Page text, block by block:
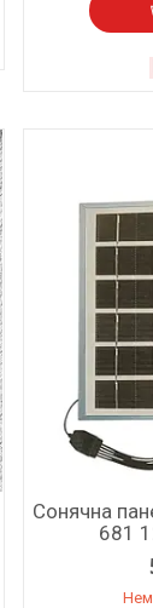
Сонячна
681